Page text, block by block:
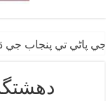
پاڻي تي پنجاب جي